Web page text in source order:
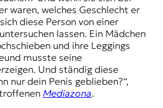
waren, welches Geschlecht er
diese Person von einer
lassen. Ein Mädchen
und ihre Leggings
musste seine
Und ständig diese
nur dein Penis geblieben?“,
Mediazona.